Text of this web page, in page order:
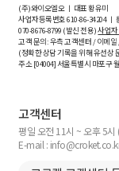
(주)와이오엘오 ㅣ 대표 황유미
사업자등록번호610-86-34204ㅣ
070-8676-8799 (발신 전용)사업
고객 문의: 우측 고객센터 / 이메
(정확한 상담 기록을 위해 유선상
주소 [04004] 서울특별시 마포구
고객센터
평일 오전 11시 ~ 오후 5시
E-mail :